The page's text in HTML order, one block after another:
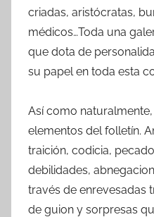
criadas, aristócratas,
médicos…Toda una
que dota de
su papel en toda esta
Así como
elementos del folletín.
traición, codicia,
debilidades,
través de enrevesadas
de guion y sorpresas